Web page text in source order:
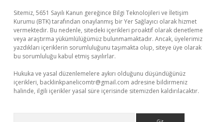
Sitemiz, 5651 Sayılı Kanun gereğince Bilgi Teknolojileri ve İletişim
Kurumu (BTK) tarafından onaylanmış bir Yer Sağlayıcı olarak hizmet
vermektedir. Bu nedenle, sitedeki içerikleri proaktif olarak denetleme
veya araştırma yükümlülüğümüz bulunmamaktadır. Ancak, üyelerimiz
yazdıkları içeriklerin sorumluluğunu taşımakta olup, siteye üye olarak
bu sorumluluğu kabul etmiş sayılırlar.
Hukuka ve yasal düzenlemelere aykırı olduğunu düşündüğünüz
içerikleri, backlinkpanelicomtr@gmail.com adresine bildirmeniz
halinde, ilgili içerikler yasal süre içerisinde sitemizden kaldırılacaktır.